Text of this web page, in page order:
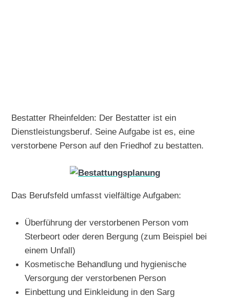
Bestatter Rheinfelden: Der Bestatter ist ein
Dienstleistungsberuf. Seine Aufgabe ist es, eine
verstorbene Person auf den Friedhof zu bestatten.
Das Berufsfeld umfasst vielfältige Aufgaben:
Überführung der verstorbenen Person vom
Sterbeort oder deren Bergung (zum Beispiel bei
einem Unfall)
Kosmetische Behandlung und hygienische
Versorgung der verstorbenen Person
Einbettung und Einkleidung in den Sarg